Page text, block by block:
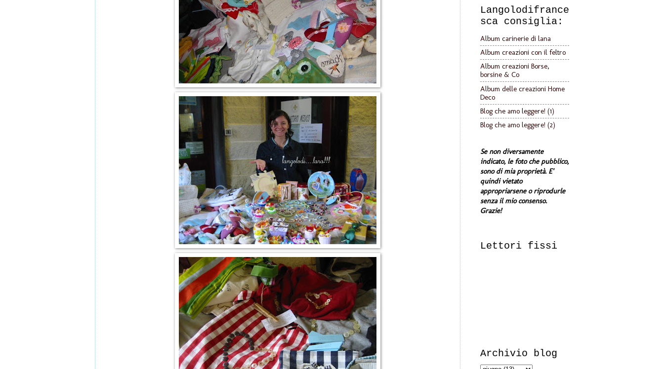
Langolodifrance
sca consiglia:
Album carinerie di lana
Album creazioni con il feltro
Album creazioni Borse,
borsine & Co
Album delle creazioni Home
Deco
Blog che amo leggere! (1)
Blog che amo leggere! (2)
Se non diversamente
indicato, le foto che pubblico,
sono di mia proprietà. E'
quindi vietato
appropriarsene o riprodurle
senza il mio consenso.
Grazie!
Lettori fissi
Archivio blog